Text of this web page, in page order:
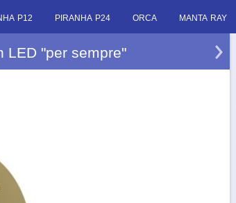
P12 PIRANHA P24 ORCA MANTA RAY
LED "per sempre"